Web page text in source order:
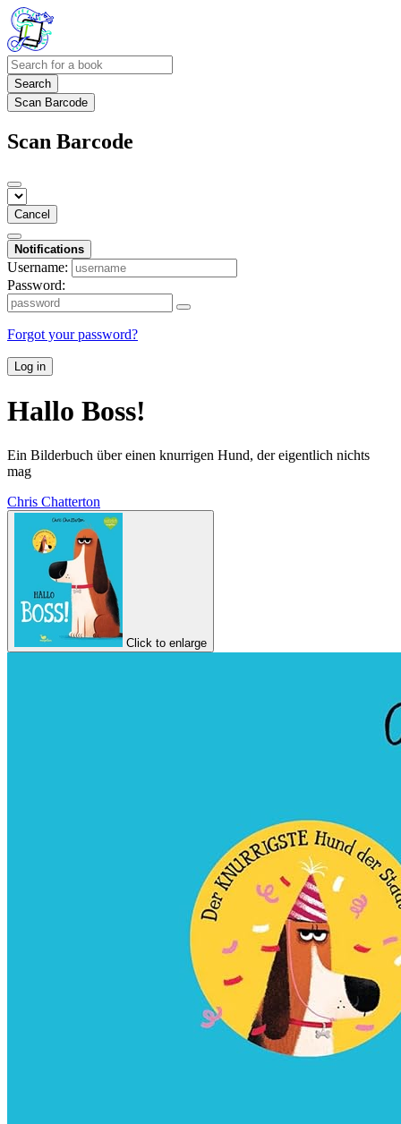
Search
Scan Barcode
Scan Barcode
Cancel
Notifications
Username:
Password:
Forgot your password?
Log in
Hallo Boss!
Ein Bilderbuch über einen knurrigen Hund, der eigentlich nichts
mag
Chris Chatterton
Click to enlarge